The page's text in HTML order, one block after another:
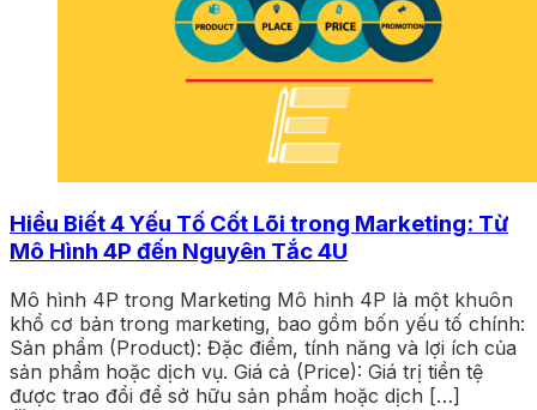
Hiểu Biết 4 Yếu Tố Cốt Lõi trong Marketing: Từ
Mô Hình 4P đến Nguyên Tắc 4U
Mô hình 4P trong Marketing Mô hình 4P là một khuôn
khổ cơ bản trong marketing, bao gồm bốn yếu tố chính:
Sản phẩm (Product): Đặc điểm, tính năng và lợi ích của
sản phẩm hoặc dịch vụ. Giá cả (Price): Giá trị tiền tệ
được trao đổi để sở hữu sản phẩm hoặc dịch […]